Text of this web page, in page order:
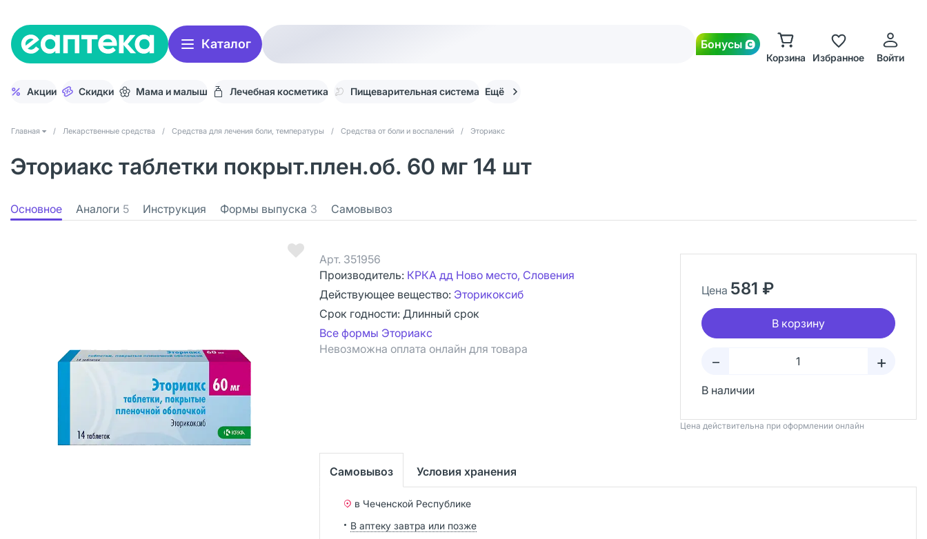
Каталог Бонусы
Корзина Избранное Войти
Акции Скидки Мама и малыш Лечебная косметика Пищеварительная система Ещё
Главная / Лекарственные средства / Средства для лечения боли, температуры / Средства от боли и воспалений / Эториакс
Эториакс таблетки покрыт.плен.об. 60 мг 14 шт
Основное Аналоги 5 Инструкция Формы выпуска 3 Самовывоз
Арт. 351956
Производитель: КРКА дд Ново место, Словения
Действующее вещество: Эторикоксиб
Срок годности: Длинный срок
Все формы Эториакс
Невозможна оплата онлайн для товара
Цена 581 ₽
В корзину
– +
В наличии
Цена действительна при оформлении онлайн
Самовывоз Условия хранения
в Чеченской Республике
В аптеку завтра или позже